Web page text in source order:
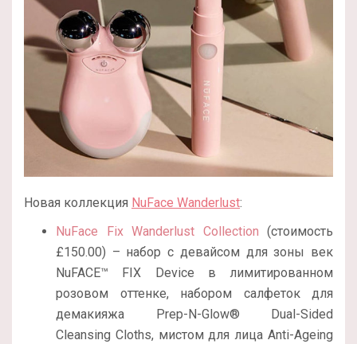
Новая коллекция NuFace Wanderlust:
NuFace Fix Wanderlust Collection (стоимость
£150.00) – набор с девайсом для зоны век
NuFACE™ FIX Device в лимитированном
розовом оттенке, набором салфеток для
демакияжа Prep-N-Glow® Dual-Sided
Cleansing Cloths, мистом для лица Anti-Ageing